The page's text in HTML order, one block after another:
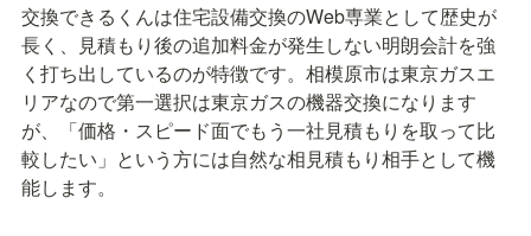
交換できるくんは住宅設備交換のWeb専業として歴史が
長く、見積もり後の追加料金が発生しない明朗会計を強
く打ち出しているのが特徴です。相模原市は東京ガスエ
リアなので第一選択は東京ガスの機器交換になります
が、「価格・スピード面でもう一社見積もりを取って比
較したい」という方には自然な相見積もり相手として機
能します。